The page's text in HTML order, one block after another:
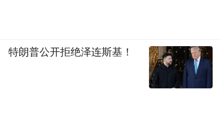
特朗普公开拒绝泽连斯基！